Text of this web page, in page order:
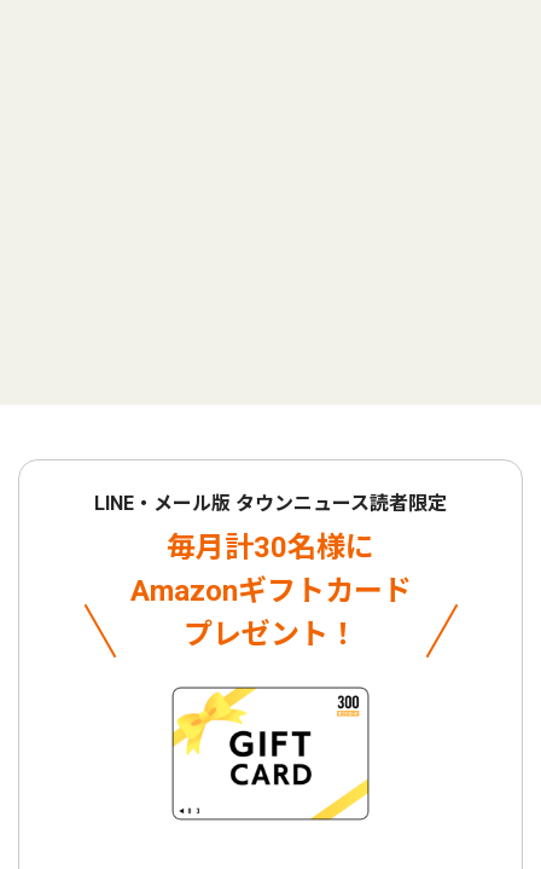
LINE・メール版 タウンニュース読者限定
毎月計30名様に
Amazonギフトカード
プレゼント！